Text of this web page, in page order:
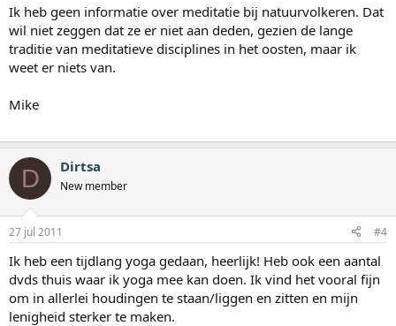
Ik heb geen informatie over meditatie bij natuurvolkeren. Dat
wil niet zeggen dat ze er niet aan deden, gezien de lange
traditie van meditatieve disciplines in het oosten, maar ik
weet er niets van.
Mike
D Dirtsa
New member
27 jul 2011 #4
Ik heb een tijdlang yoga gedaan, heerlijk! Heb ook een aantal
dvds thuis waar ik yoga mee kan doen. Ik vind het vooral fijn
om in allerlei houdingen te staan/liggen en zitten en mijn
lenigheid sterker te maken.